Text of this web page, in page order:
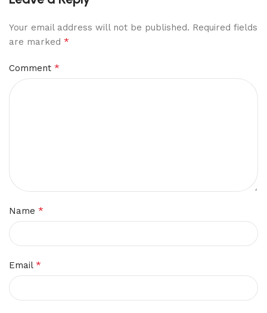
Your email address will not be published. Required fields
are marked *
Comment *
Name *
Email *